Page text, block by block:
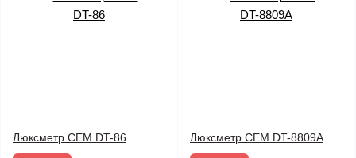
Люксметр CEM DT-86 Люксметр CEM DT-8809A